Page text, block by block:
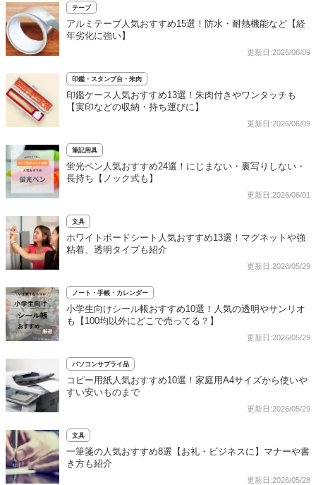
テープ
アルミテープ人気おすすめ15選！防水・耐熱機能など【経
年劣化に強い】
更新日:2026/06/09
印鑑・スタンプ台・朱肉
印鑑ケース人気おすすめ13選！朱肉付きやワンタッチも
【実印などの収納・持ち運びに】
更新日:2026/06/09
筆記用具
蛍光ペン人気おすすめ24選！にじまない・裏写りしない・
長持ち【ノック式も】
更新日:2026/06/01
文具
ホワイトボードシート人気おすすめ13選！マグネットや強
粘着、透明タイプも紹介
更新日:2026/05/29
ノート・手帳・カレンダー
小学生向けシール帳おすすめ10選！人気の透明やサンリオ
も【100均以外にどこで売ってる？】
更新日:2026/05/29
パソコンサプライ品
コピー用紙人気おすすめ10選！家庭用A4サイズから使いや
すい安いものまで
更新日:2026/05/29
文具
一筆箋の人気おすすめ8選【お礼・ビジネスに】マナーや書
き方も紹介
更新日:2026/05/28